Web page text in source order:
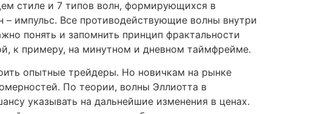
стиле и 7 типов волн, формирующихся в
импульс. Все противодействующие волны внутри
понять и запомнить принцип фрактальности
к примеру, на минутном и дневном таймфрейме.
опытные трейдеры. Но новичкам на рынке
По теории, волны Эллиотта в
указывать на дальнейшие изменения в ценах.